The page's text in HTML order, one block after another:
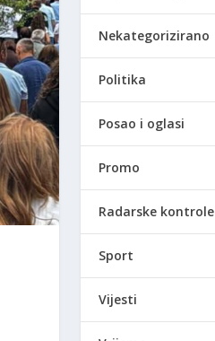
Nekategorizirano
Politika
Posao i oglasi
Promo
Radarske kontrole
Sport
Vijesti